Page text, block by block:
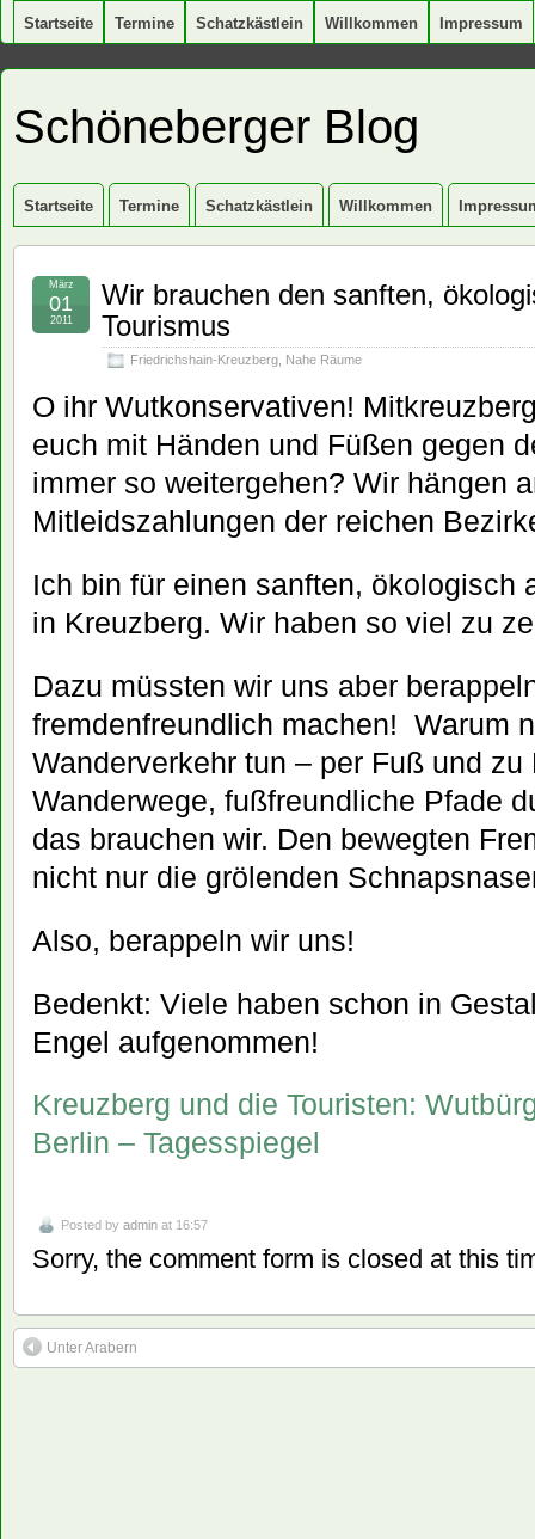
Startseite Termine Schatzkästlein Willkommen Impressum
Schöneberger Blog
Startseite Termine Schatzkästlein Willkommen
Wir brauchen den sanften,
Tourismus
Friedrichshain-Kreuzberg Nahe Räume
März
01
2011
O ihr Wutkonservativen!
euch mit Händen und Füßen gegen
immer so weitergehen? Wir hängen
Mitleidszahlungen der reichen
Ich bin für einen sanften, ökologisch
in Kreuzberg. Wir haben so viel zu
Dazu müssten wir uns aber
fremdenfreundlich machen! Warum
Wanderverkehr tun – per Fuß und zu
Wanderwege, fußfreundliche Pfade
das brauchen wir. Den bewegten
nicht nur die grölenden
Also, berappeln wir uns!
Bedenkt: Viele haben schon in
Engel aufgenommen!
Kreuzberg und die Touristen:
Berlin – Tagesspiegel
Posted by admin at 16:57
Sorry, the comment form is closed at this
Unter Arabern